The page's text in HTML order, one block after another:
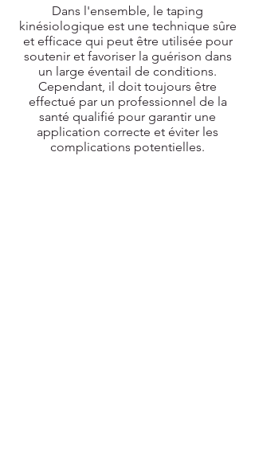
Dans l'ensemble, le taping
kinésiologique est une technique sûre
et efficace qui peut être utilisée pour
soutenir et favoriser la guérison dans
un large éventail de conditions.
Cependant, il doit toujours être
effectué par un professionnel de la
santé qualifié pour garantir une
application correcte et éviter les
complications potentielles.